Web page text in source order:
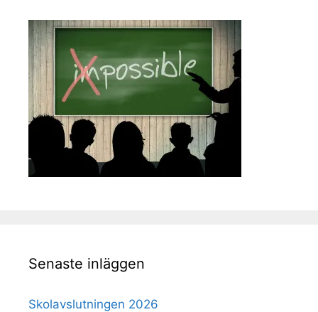
Senaste inläggen
Skolavslutningen 2026